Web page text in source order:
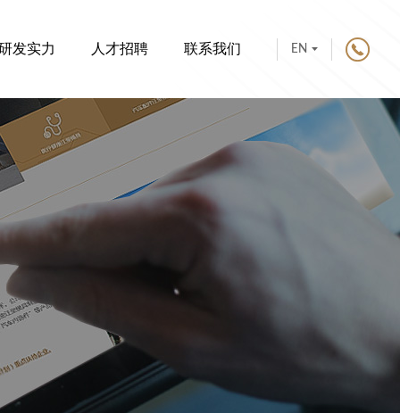
发实力 人才招聘 联系我们 EN